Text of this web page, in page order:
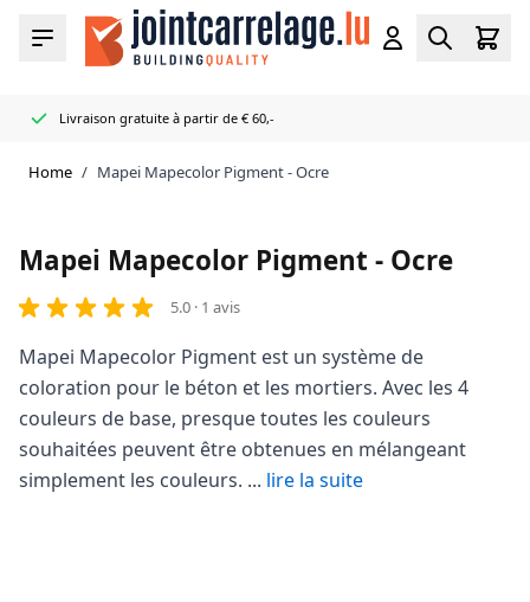
Skip to Content
Menu
Cart
Livraison gratuite à partir de € 60,-
Distributeur officiel Mapei
50+ couleurs de joints et de mastics en stock
Livré très rapidement
Home / Mapei Mapecolor Pigment - Ocre
Mapei Mapecolor Pigment - Ocre
5.0 · 1 avis
Mapei Mapecolor Pigment est un système de
coloration pour le béton et les mortiers. Avec les 4
couleurs de base, presque toutes les couleurs
souhaitées peuvent être obtenues en mélangeant
simplement les couleurs. ... lire la suite